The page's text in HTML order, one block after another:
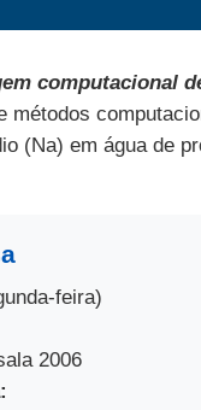
computacional
métodos
(Na) em água de
feira)
2006